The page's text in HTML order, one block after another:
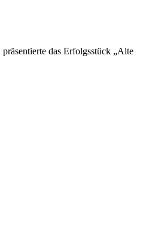
das Erfolgsstück „Alte